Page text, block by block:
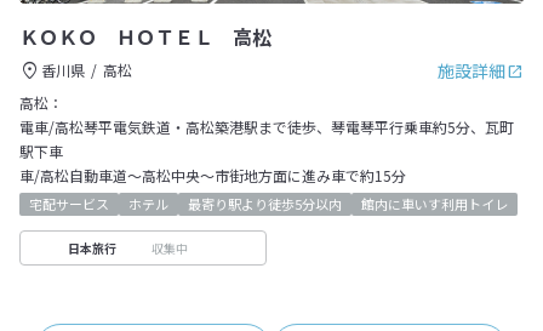
ＫＯＫＯ ＨＯＴＥＬ 高松
施設詳細
香川県
高松
高松：
電車/高松琴平電気鉄道・高松築港駅まで徒歩、琴電琴平行乗車約5分、瓦町
駅下車
車/高松自動車道～高松中央～市街地方面に進み車で約15分
宅配サービス ホテル 最寄り駅より徒歩5分以内 館内に車いす利用トイレ
日本旅行 収集中